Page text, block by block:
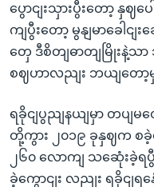
ပွောငျးသှားပွီးတော့ နှဈပ
ကျပွီးတော့ မွနျမာခေါငျး
တှေ ဒီစိတျဓာတျမြိုးနဲ့သာ
စဈဟာလညျး ဘယျတော့မှ
ရခိုငျပွညျနယျမှာ တပျ
တို့ကွား ၂၀၁၉ ခုနှဈက စ
၂၆၀ လောကျ သဆေုံးခဲ့ရ
ခဲ့ကွောငျး လညျး ရခိုင